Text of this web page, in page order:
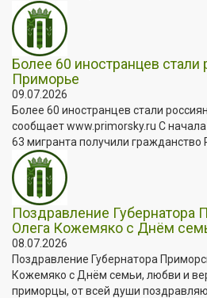
Более 60 иностранцев стали
Приморье
09.07.2026
Более 60 иностранцев стали
сообщает www.primorsky.ru С
63 мигранта получили гражданство
Поздравление Губернатора
Олега Кожемяко с Днём
08.07.2026
Поздравление Губернатора
Кожемяко с Днём семьи, любви и
приморцы, от всей души поздравляю